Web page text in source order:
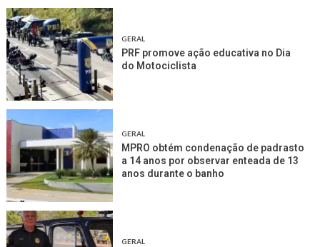
GERAL
PRF promove ação educativa no Dia
do Motociclista
GERAL
MPRO obtém condenação de padrasto
a 14 anos por observar enteada de 13
anos durante o banho
GERAL